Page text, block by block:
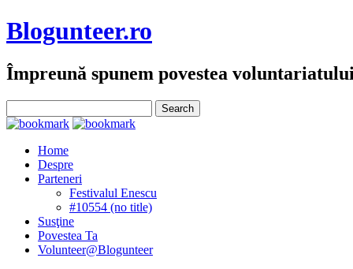
Blogunteer.ro
Împreună spunem povestea
Home
Despre
Parteneri
Festivalul Enescu
#10554 (no title)
Susţine
Povestea Ta
Volunteer@Blogunteer